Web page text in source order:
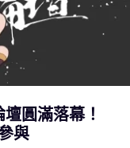
圓滿落幕！
與